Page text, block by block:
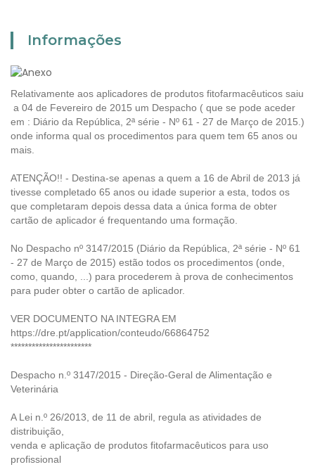
Informações
Relativamente aos aplicadores de produtos fitofarmacêuticos saiu
a 04 de Fevereiro de 2015 um Despacho ( que se pode aceder
em : Diário da República, 2ª série - Nº 61 - 27 de Março de 2015.)
onde informa qual os procedimentos para quem tem 65 anos ou
mais.
ATENÇÃO!! - Destina-se apenas a quem a 16 de Abril de 2013 já
tivesse completado 65 anos ou idade superior a esta, todos os
que completaram depois dessa data a única forma de obter
cartão de aplicador é frequentando uma formação.
No Despacho nº 3147/2015 (Diário da República, 2ª série - Nº 61
- 27 de Março de 2015) estão todos os procedimentos (onde,
como, quando, ...) para procederem à prova de conhecimentos
para puder obter o cartão de aplicador.
VER DOCUMENTO NA INTEGRA EM
https://dre.pt/application/conteudo/66864752
***********************
Despacho n.º 3147/2015 - Direção-Geral de Alimentação e
Veterinária
A Lei n.º 26/2013, de 11 de abril, regula as atividades de
distribuição,
venda e aplicação de produtos fitofarmacêuticos para uso
profissional